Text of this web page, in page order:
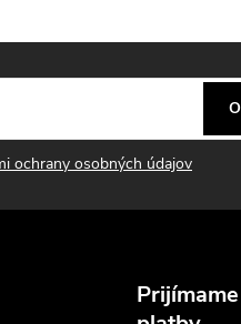
ochrany osobných údajov